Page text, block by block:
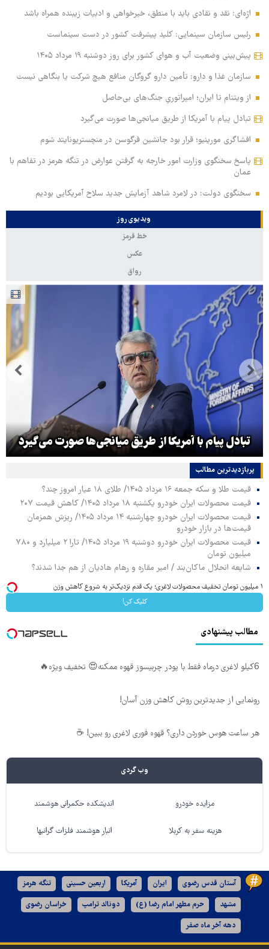
اژه‌ای: نقد و نقادی باید با منطق، خیرخواهی و ادبیات زیبنده همراه باشد
رئیس سازمان سینمایی: کلید پیشرفت کشور در دست سینماست
پیش‌بینی وضعیت آب و هوای کشور برای روز دوشنبه ۱۹ مرداد ۱۴۰۵
سازمان غذا و دارو: تأمین دارو گروگان منافع هیچ شرکت یا بنگاهی نیست
از ویتنام تا ایران؛ امپراتوریِ جنگ‌های بی‌حاصل
تبادل پیام با آمریکا از طریق میانجی‌ها صورت می‌گیرد
افشاگری مورینیو؛ قرار بود جانشین فرگوسن در منچستریونایتد شوم
پاسخ سخنگوی وزارت امور خارجه به گرفتن عوارض در تنگه هرمز در تفاهم با
عمان
سخنگوی دولت: در لامرد شاهد آزمایش جدید سلاح آمریکایی بودیم
ویدیوی روز
خط قرمز
عکس
رواق
تبادل پیام با آمریکا از طریق میانجی‌ها صورت می‌گیرد
پربازدیدترین‌ مطالب
قیمت طلا و سکه جمعه ۱۶ مرداد ۱۴۰۵/ طلای ۱۸ عیار امروز چند؟
قیمت محصولات ایران خودرو یکشنبه ۱۸ مرداد ۱۴۰۵/ کاهش قیمت ۲۰۷
قیمت محصولات ایران خودرو چهارشنبه ۱۴ مرداد ۱۴۰۵/ ریزش همزمان
قیمت‌ها در بازار خودرو
قیمت محصولات ایران خودرو دوشنبه ۱۹ مرداد ۱۴۰۵/ تارا ۲ میلیارد و ۷۸۰
میلیون تومان
شایعه انحلال ماکان‌بند / امیر مقاره و رهام هادیان از هم جدا شدند؟
۱ میلیون تومان تخفیف محصولات لاغری؛ یک قدم نزدیک‌تر به شروع کاهش وزن
کلیک کن!
مطالب پیشنهادی
6کیلو لاغری درماه فقط با پودر چربیسوز قهوه ممکنه😍 تخفیف ویژه🔥
رونمایی از جدیدترین روش کاهش وزن آسان!
هر ساعت هوس خوردن داری؟ قهوه فوری لاغری رو ببین! ☕
وب گردی
مزایده خودرو اندیشکده حکمرانی هوشمند
هزینه سفر به کربلا انبار هوشمند فلزات گرانبها
آستان قدس رضوی ایران آمریکا اربعین حسینی تنگه هرمز
مشهد حرم مطهر امام رضا (ع) دونالد ترامپ خراسان رضوی
دهه آخر ماه صفر